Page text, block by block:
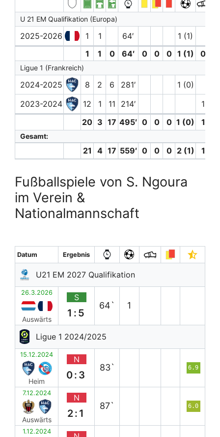
U 21 EM Qualifikation (Europa)
2025-2026 1 1 64′
1 (1)
1
1 0 64′ 0 0 0 1 (1) 0
Ligue 1 (Frankreich)
2024-2025 8 2 6 281′
1 (0)
2023-2024
12 1 11 214′
1
20 3 17 495′ 0 0 0 1 (0) 1
Gesamt:
21 4 17 559′ 0 0 0 2 (1) 1
Fußballspiele von S. Ngoura
im Verein &
Nationalmannschaft
Datum Ergebnis
U21 EM 2027 Qualifikation
26.3.2026
Auswärts
S
1:5
64` 1
Ligue 1 2024/2025
15.12.2024
Heim
N
0:3
83` 6.9
7.12.2024
Auswärts
N
2:1
87` 6.0
1.12.2024